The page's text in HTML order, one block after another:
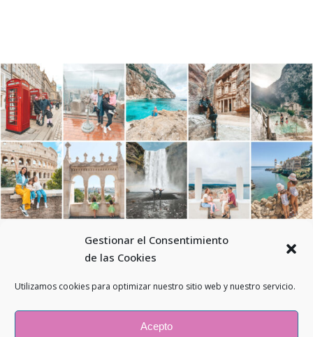
Gestionar el Consentimiento
de las Cookies
Utilizamos cookies para optimizar nuestro sitio web y nuestro servicio.
Acepto
© 2026 - Todos los derechos reservados - El mundo en mis pies -
Aviso legal-Política de Privacidad-Guía de tallas-Política de envíos
Política de envíos